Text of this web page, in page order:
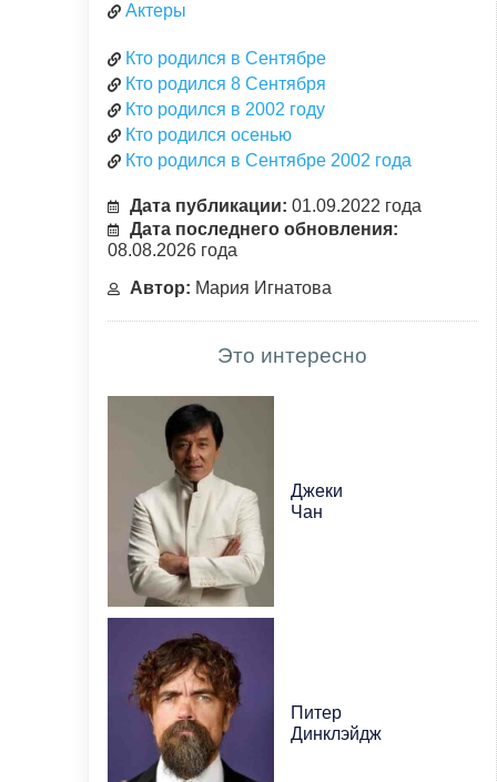
Актеры
Кто родился в Сентябре
Кто родился 8 Сентября
Кто родился в 2002 году
Кто родился осенью
Кто родился в Сентябре 2002 года
Дата публикации: 01.09.2022 года
Дата последнего обновления:
08.08.2026 года
Автор: Мария Игнатова
Это интересно
Джеки
Чан
Питер
Динклэйдж